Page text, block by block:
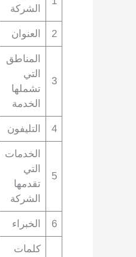
الشركة
2 العنوان
3
المناطق
التي
تشملها
الخدمة
4 التليفون
5
الخدمات
التي
تقدمها
الشركة
6 الخبراء
كلمات